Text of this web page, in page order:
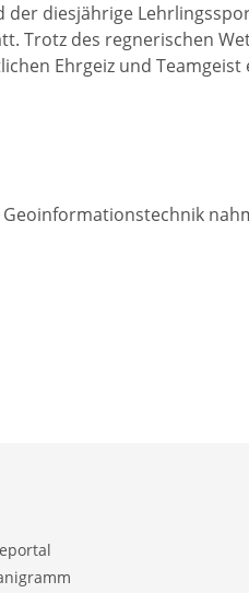
der diesjährige
Trotz des regnerischen
Ehrgeiz und